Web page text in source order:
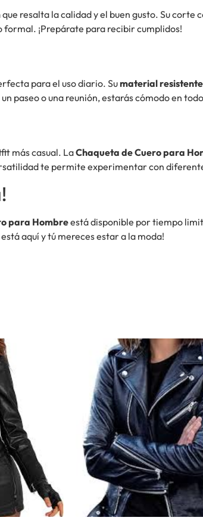
que resalta la calidad y el buen gusto. Su
formal. ¡Prepárate para recibir cumplidos!
para el uso diario. Sumaterial resistente
paseo o una reunión, estarás cómodo en
más casual. LaChaqueta de Cuero para
te permite experimentar con
para Hombreestá disponible por tiempo
aquí y tú mereces estar a la moda!